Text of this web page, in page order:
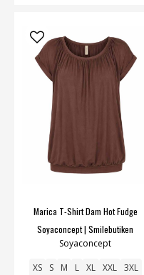
Marica T-Shirt Dam Hot Fudge
Soyaconcept | Smilebutiken
Soyaconcept
XS S M L XL XXL 3XL